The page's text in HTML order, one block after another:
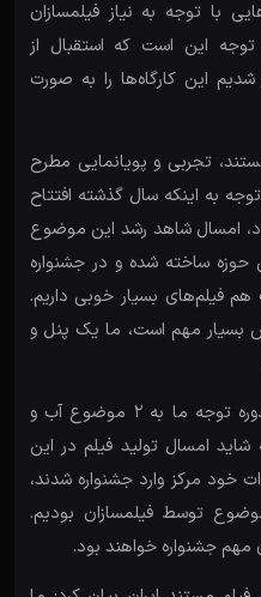
با توجه به نیاز فیلمسازان
توجه این است که استقبال از
این کارگاه‌ها را به صورت
تجربی و پویانمایی مطرح
به اینکه سال گذشته افتتاح
امسال شاهد رشد این موضوع
در این حوزه ساخته شده و در جشنواره
فیلم‌های بسیار خوبی داریم.
مهم‌ است، ما یک پنل و
حمیدی مقدم ادامه داد: در این دوره توجه ما به ۲ موضوع آب و
امسال تولید فیلم در این
خود مرکز وارد جشنواره شدند،
توسط فیلمسازان بودیم.
جشنواره خواهند بود.